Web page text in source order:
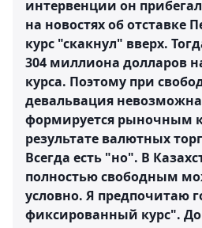
интервенции он
на новостях об отставке
курс "скакнул" вверх.
304 миллиона долларов
курса. Поэтому при
девальвация
формируется рыночным
результате валютных
Всегда есть "но". В
полностью свободным
условно. Я предпочитаю
фиксированный курс".